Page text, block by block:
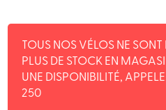
TOUS NOS VÉLOS NE
PLUS DE STOCK EN
UNE DISPONIBILITÉ,
250